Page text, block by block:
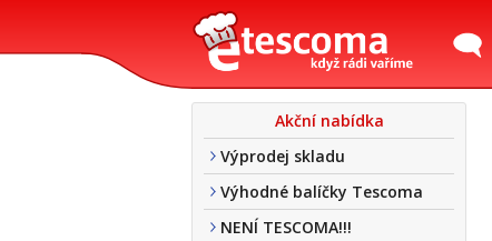
Akční nabídka
Výprodej skladu
Výhodné balíčky Tescoma
NENÍ TESCOMA!!!